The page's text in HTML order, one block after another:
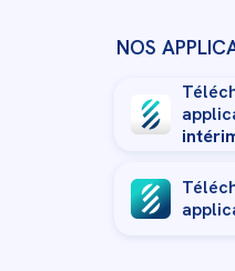
NOS